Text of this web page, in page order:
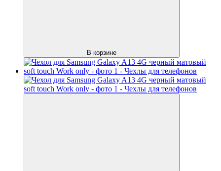
В корзине